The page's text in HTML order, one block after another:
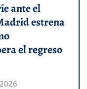
ante el
estrena
el regreso